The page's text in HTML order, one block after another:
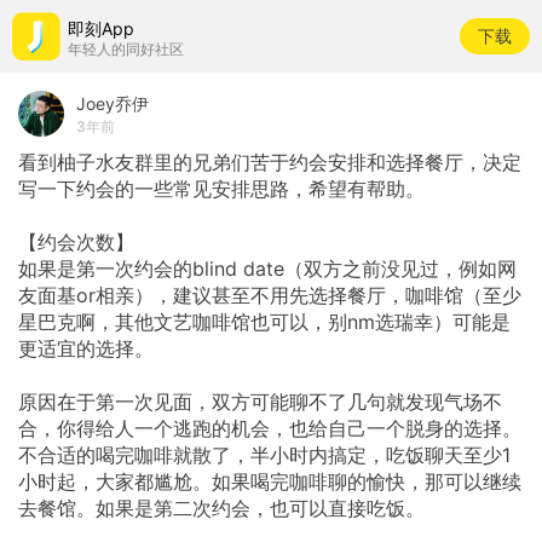
即刻App
年轻人的同好社区
下载
Joey乔伊
3年前
看到柚子水友群里的兄弟们苦于约会安排和选择餐厅，决定
写一下约会的一些常见安排思路，希望有帮助。
【约会次数】
如果是第一次约会的blind date（双方之前没见过，例如网
友面基or相亲），建议甚至不用先选择餐厅，咖啡馆（至少
星巴克啊，其他文艺咖啡馆也可以，别nm选瑞幸）可能是
更适宜的选择。
原因在于第一次见面，双方可能聊不了几句就发现气场不
合，你得给人一个逃跑的机会，也给自己一个脱身的选择。
不合适的喝完咖啡就散了，半小时内搞定，吃饭聊天至少1
小时起，大家都尴尬。如果喝完咖啡聊的愉快，那可以继续
去餐馆。如果是第二次约会，也可以直接吃饭。